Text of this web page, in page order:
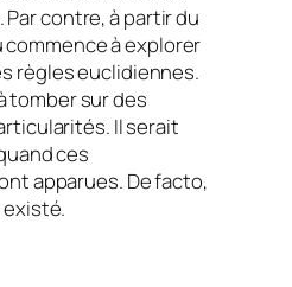
contre, à partir du
à explorer
règles euclidiennes.
tomber sur des
Il serait
ces
apparues. De facto,